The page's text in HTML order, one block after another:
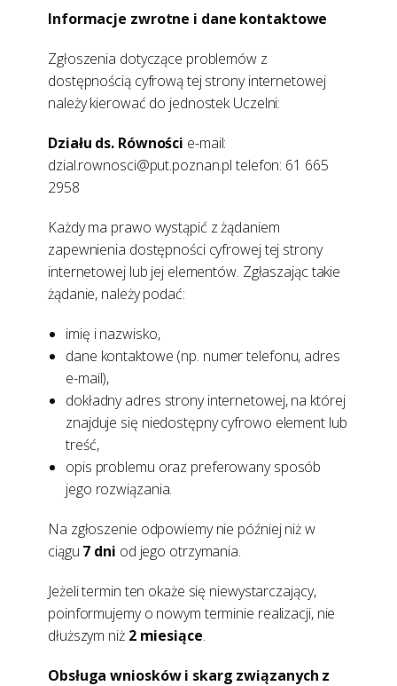
Informacje zwrotne i dane kontaktowe
Zgłoszenia dotyczące problemów z
dostępnością cyfrową tej strony internetowej
należy kierować do jednostek Uczelni:
Działu ds. Równości e-mail:
dzial.rownosci@put.poznan.pl telefon: 61 665
2958
Każdy ma prawo wystąpić z żądaniem
zapewnienia dostępności cyfrowej tej strony
internetowej lub jej elementów. Zgłaszając takie
żądanie, należy podać:
imię i nazwisko,
dane kontaktowe (np. numer telefonu, adres
e-mail),
dokładny adres strony internetowej, na której
znajduje się niedostępny cyfrowo element lub
treść,
opis problemu oraz preferowany sposób
jego rozwiązania.
Na zgłoszenie odpowiemy nie później niż w
ciągu 7 dni od jego otrzymania.
Jeżeli termin ten okaże się niewystarczający,
poinformujemy o nowym terminie realizacji, nie
dłuższym niż 2 miesiące.
Obsługa wniosków i skarg związanych z